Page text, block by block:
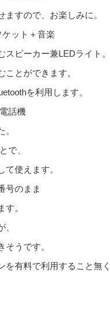
すので、お楽しみに。
ット＋音楽
ピーカー兼LEDライト。
とができます。
を利用します。
話機
で、
て使えます。
号のまま
。
うです。
有料で利用すること無く